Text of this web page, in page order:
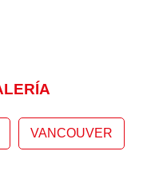
VANCOUVER